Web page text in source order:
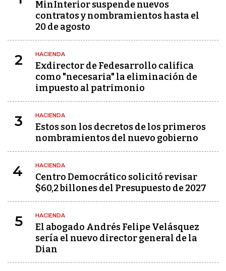
MinInterior suspende nuevos
contratos y nombramientos hasta el
20 de agosto
2 HACIENDA
Exdirector de Fedesarrollo califica
como "necesaria" la eliminación de
impuesto al patrimonio
3 HACIENDA
Estos son los decretos de los primeros
nombramientos del nuevo gobierno
4 HACIENDA
Centro Democrático solicitó revisar
$60,2 billones del Presupuesto de 2027
5 HACIENDA
El abogado Andrés Felipe Velásquez
sería el nuevo director general de la
Dian